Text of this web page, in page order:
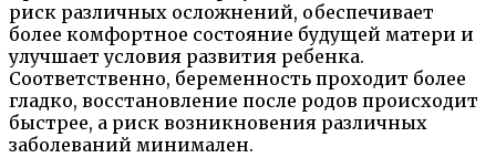
риск различных осложнений, обеспечивает
более комфортное состояние будущей матери и
улучшает условия развития ребенка.
Соответственно, беременность проходит более
гладко, восстановление после родов происходит
быстрее, а риск возникновения различных
заболеваний минимален.